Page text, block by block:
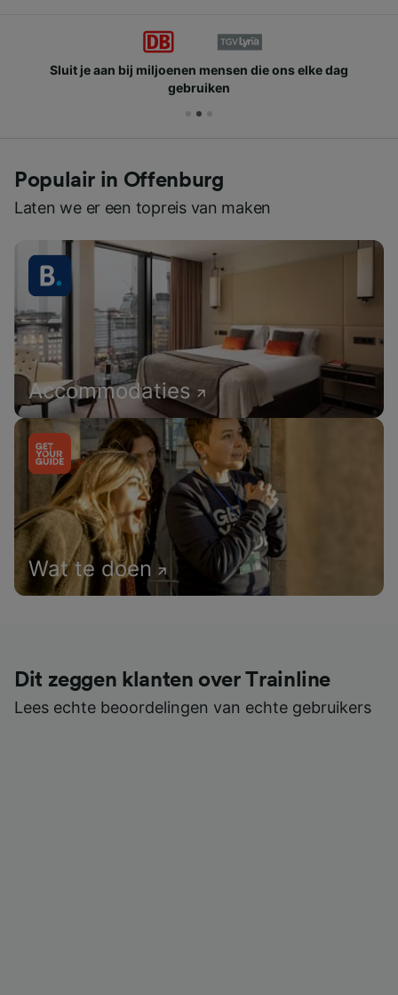
Sluit je aan bij miljoenen mensen die ons elke dag
gebruiken
Populair in Offenburg
Laten we er een topreis van maken
Accommodaties
Wat te doen
Dit zeggen klanten over Trainline
Lees echte beoordelingen van echte gebruikers